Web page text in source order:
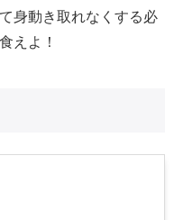
身動き取れなくする必
えよ！